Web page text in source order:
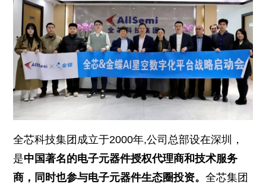
全芯科技集团成立于2000年,公司总部设在深圳，
是中国著名的电子元器件授权代理商和技术服务
商，同时也参与电子元器件生态圈投资。全芯集团